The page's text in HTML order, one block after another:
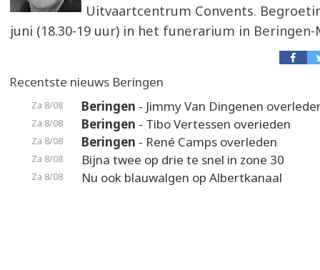
Uitvaartcentrum Convents.
juni (18.30-19 uur) in het funerarium in Beringen-
Recentste nieuws Beringen
Za 8/08 Beringen - Jimmy Van Dingenen
Za 8/08 Beringen - Tibo Vertessen overieden
Za 8/08 Beringen - René Camps overleden
Za 8/08 Bijna twee op drie te snel in zone 30
Za 8/08 Nu ook blauwalgen op Albertkanaal